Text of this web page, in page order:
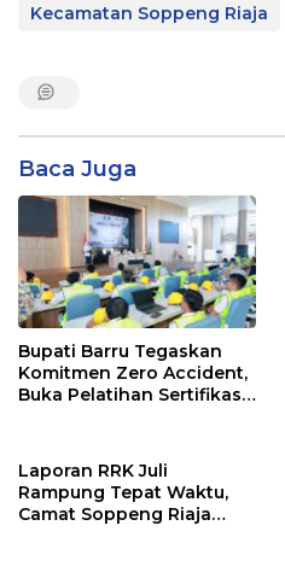
Kecamatan Soppeng Riaja
Baca Juga
Bupati Barru Tegaskan
Komitmen Zero Accident,
Buka Pelatihan Sertifikasi
Laporan RRK Juli
Rampung Tepat Waktu,
Camat Soppeng Riaja